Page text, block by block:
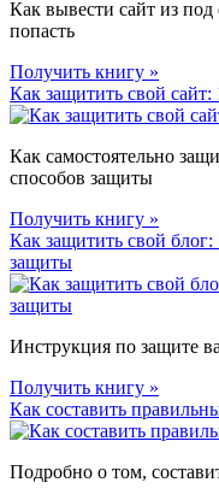
Как вывести сайт из под
попасть
Получить книгу »
Как защитить свой
Как самостоятельно
способов защиты
Получить книгу »
Как защитить свой
защиты
Инструкция по защите
Получить книгу »
Как составить
Подробно о том,